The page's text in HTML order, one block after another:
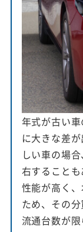
年式が古い
に大きな差
しい車の場
右すること
性能が高く
ため、その
流通台数が